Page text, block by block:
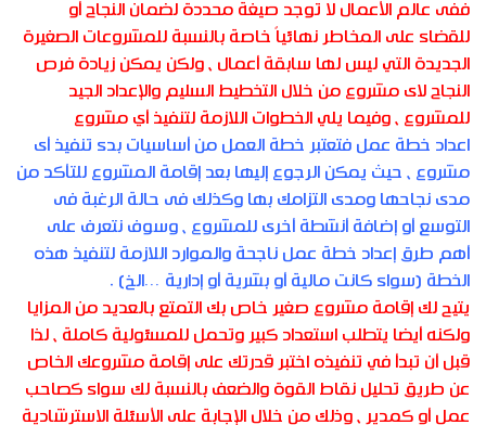
ففى عالم الأعمال لا توجد صيغة محددة لضمان النجاح أو
للقضاء على المخاطر نهائياً خاصة بالنسبة للمشروعات الصغيرة
الجديدة التي ليس لها سابقة أعمال ، ولكن يمكن زيادة فرص
النجاح لاى مشروع من خلال التخطيط السليم والإعداد الجيد
للمشروع ، وفيما يلي الخطوات اللازمة لتنفيذ أي مشروع
اعداد خطة عمل فتعتبر خطة العمل من أساسيات بدء تنفيذ أى
مشروع ، حيث يمكن الرجوع إليها بعد إقامة المشروع للتأكد من
مدى نجاحها ومدى التزامك بها وكذلك فى حالة الرغبة فى
التوسع أو إضافة أنشطة أخرى للمشروع ، وسوف نتعرف على
أهم طرق إعداد خطة عمل ناجحة والموارد اللازمة لتنفيذ هذه
الخطة (سواء كانت مالية أو بشرية أو إدارية …الخ) .
يتيح لك إقامة مشروع صغير خاص بك التمتع بالعديد من المزايا
ولكنه أيضا يتطلب استعداد كبير وتحمل للمسئولية كاملة ، لذا
قبل أن تبدأ في تنفيذه اختبر قدرتك على إقامة مشروعك الخاص
عن طريق تحليل نقاط القوة والضعف بالنسبة لك سواء كصاحب
عمل أو كمدير ، وذلك من خلال الإجابة على الأسئلة الاسترشادية